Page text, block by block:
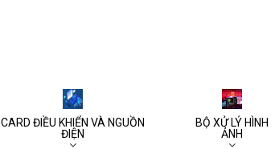
CARD ĐIỀU KHIỂN VÀ NGUỒN
ĐIỆN
BỘ XỬ LÝ HÌNH
ẢNH